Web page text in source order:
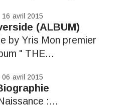
16 avril 2015
(ALBUM)
by Yris Mon premier
" THE...
06 avril 2015
:...